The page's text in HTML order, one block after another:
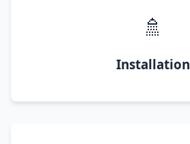
🚿
Installation